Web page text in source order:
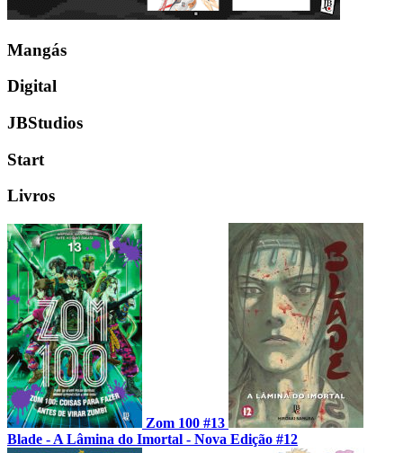
Mangás
Digital
JBStudios
Start
Livros
Zom 100 #13
Blade - A Lâmina do Imortal - Nova Edição #12